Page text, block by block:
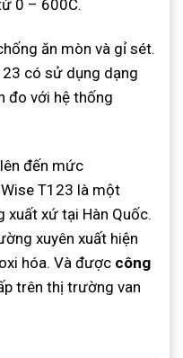
0 – 600C.
ăn mòn và gỉ sét.
có sử dụng dạng
đo với hệ thống
đến mức
T123 là một
xứ tại Hàn Quốc.
xuyên xuất hiện
hóa. Và được công
trên thị trường van